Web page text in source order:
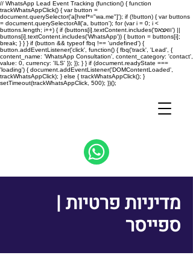
// WhatsApp Lead Event Tracking (function() { function
trackWhatsAppClick() { var button =
document.querySelector('a[href*="wa.me"]'); if (!button) { var buttons
= document.querySelectorAll('a, button'); for (var i = 0; i <
buttons.length; i++) { if (buttons[i].textContent.includes('וואצאפ') ||
buttons[i].textContent.includes('WhatsApp')) { button = buttons[i];
break; } } } if (button && typeof fbq !== 'undefined') {
button.addEventListener('click', function() { fbq('track', 'Lead', {
content_name: 'WhatsApp Consultation', content_category: 'contact',
value: 0, currency: 'ILS' }); }); } } if (document.readyState ===
'loading') { document.addEventListener('DOMContentLoaded',
trackWhatsAppClick); } else { trackWhatsAppClick(); }
setTimeout(trackWhatsAppClick, 500); })();
מדיניות פרטיות |
ספייסר